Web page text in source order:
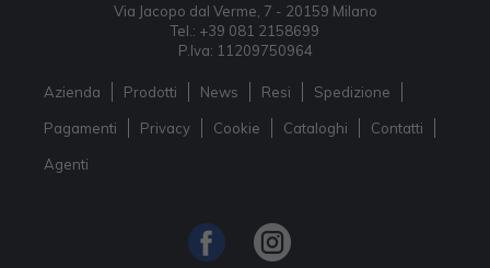
Via Jacopo dal Verme, 7 - 20159 Milano
Tel.: +39 081 2158699
P.Iva: 11209750964
Azienda Prodotti News Resi Spedizione
Pagamenti Privacy Cookie Cataloghi Contatti
Agenti